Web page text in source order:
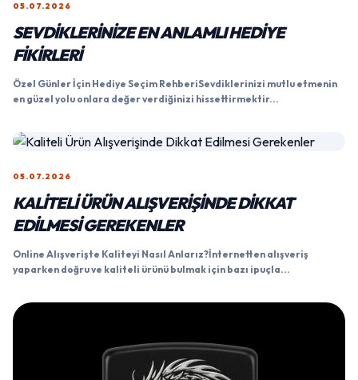
05.07.2026
SEVDIKLERINIZE EN ANLAMLI HEDIYE
FIKIRLERI
Özel Günler İçin Hediye Seçim RehberiSevdiklerinizi mutlu etmenin
en güzel yolu onlara değer verdiğinizi hissettirmektir...
05.07.2026
KALITELI ÜRÜN ALIŞVERIŞINDE DIKKAT
EDILMESI GEREKENLER
Online Alışverişte Kaliteyi Nasıl Anlarız?İnternetten alışveriş
yaparken doğru ve kaliteli ürünü bulmak için bazı ipuçla...